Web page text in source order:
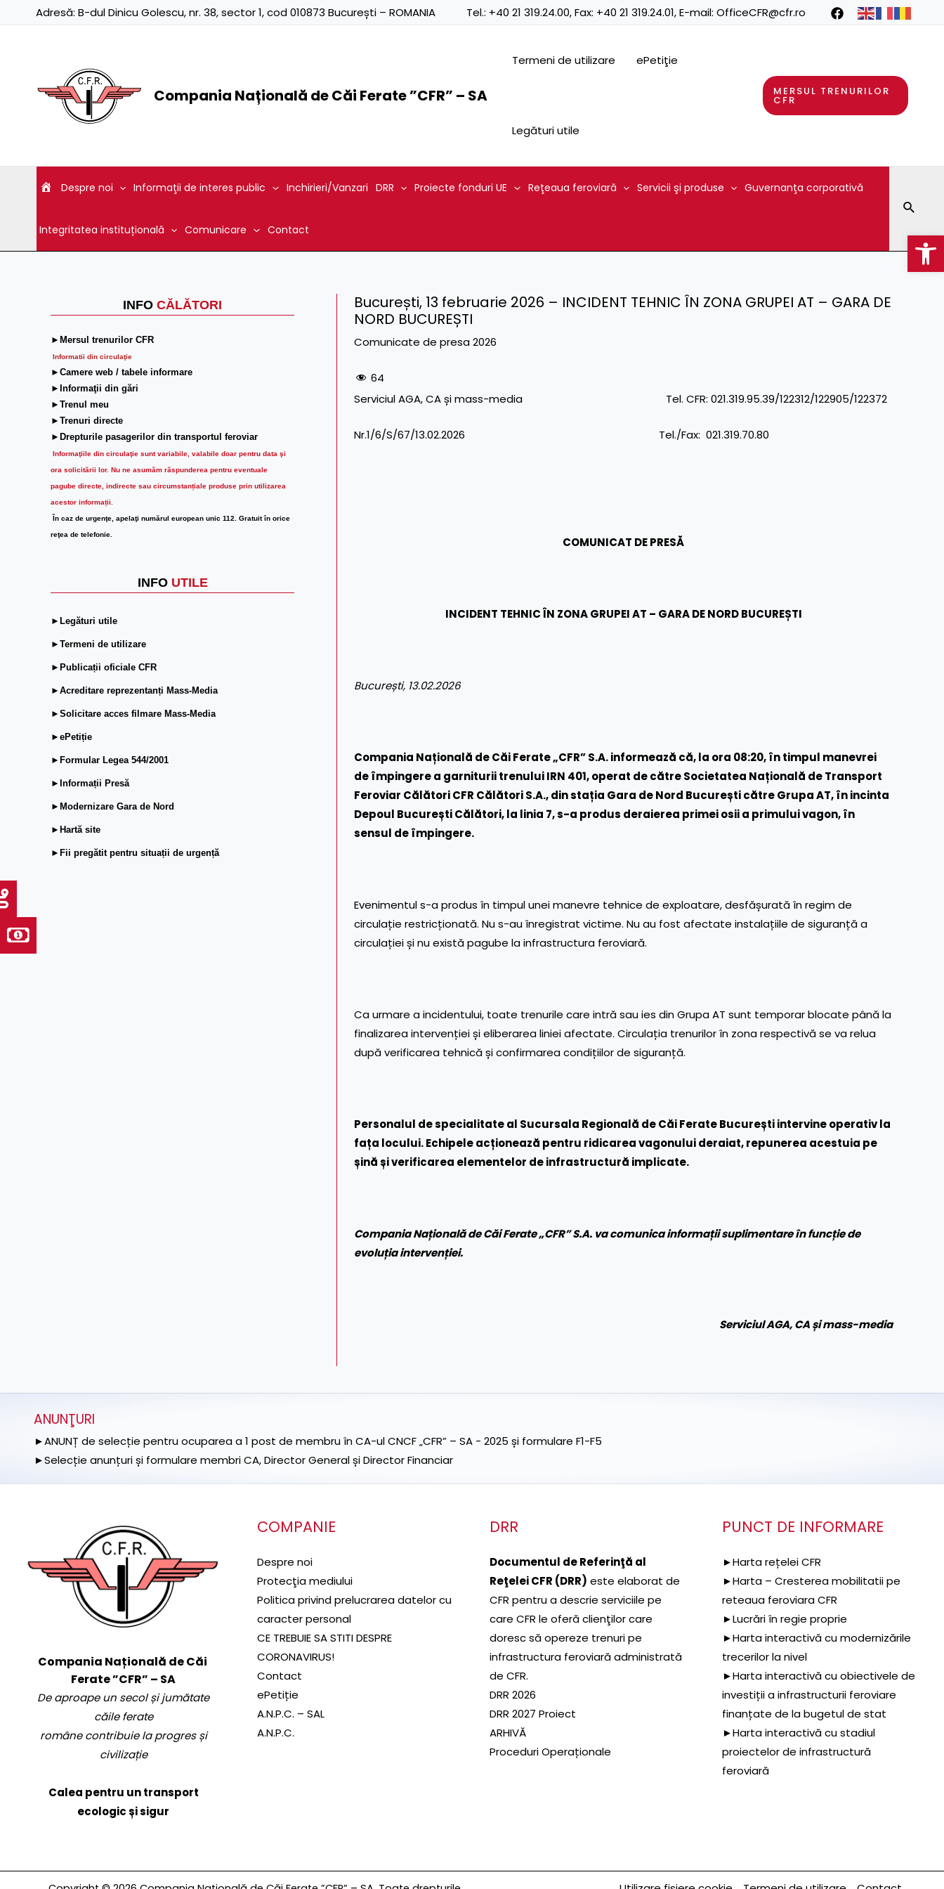
Adresă: B-dul Dinicu Golescu, nr. 38, sector 1, cod 010873 București – ROMANIA Tel.: +40 21 319.24.00, Fax: +40 21 319.24.01, E-mail: OfficeCFR@cfr.ro
Compania Națională de Căi Ferate ”CFR” – SA
Termeni de utilizare ePetiţie
Legături utile
MERSUL TRENURILOR
CFR
Despre noi Informaţii de interes public Inchirieri/Vanzari DRR Proiecte fonduri UE Reţeaua feroviară Servicii şi produse Guvernanţa corporativă
Integritatea instituțională Comunicare Contact
INFO CĂLĂTORI
►Mersul trenurilor CFR
Informatii din circulaţie
►Camere web / tabele informare
►Informaţii din gări
►Trenul meu
►Trenuri directe
►Drepturile pasagerilor din transportul feroviar
Informaţiile din circulaţie sunt variabile, valabile doar pentru data şi
ora solicitării lor. Nu ne asumăm răspunderea pentru eventuale
pagube directe, indirecte sau circumstanțiale produse prin utilizarea
acestor informații.
În caz de urgenţe, apelaţi numărul european unic 112. Gratuit în orice
reţea de telefonie.
INFO UTILE
►Legături utile
►Termeni de utilizare
►Publicații oficiale CFR
►Acreditare reprezentanți Mass-Media
►Solicitare acces filmare Mass-Media
►ePetiție
►Formular Legea 544/2001
►Informații Presă
►Modernizare Gara de Nord
►Hartă site
►Fii pregătit pentru situații de urgență
București, 13 februarie 2026 – INCIDENT TEHNIC ÎN ZONA GRUPEI AT – GARA DE
NORD BUCUREȘTI
Comunicate de presa 2026
64
Serviciul AGA, CA și mass-media Tel. CFR: 021.319.95.39/122312/122905/122372
Nr.1/6/S/67/13.02.2026 Tel./Fax: 021.319.70.80
COMUNICAT DE PRESĂ
INCIDENT TEHNIC ÎN ZONA GRUPEI AT – GARA DE NORD BUCUREȘTI
București, 13.02.2026
Compania Națională de Căi Ferate „CFR” S.A. informează că, la ora 08:20, în timpul manevrei
de împingere a garniturii trenului IRN 401, operat de către Societatea Națională de Transport
Feroviar Călători CFR Călători S.A., din stația Gara de Nord București către Grupa AT, în incinta
Depoul București Călători, la linia 7, s-a produs deraierea primei osii a primului vagon, în
sensul de împingere.
Evenimentul s-a produs în timpul unei manevre tehnice de exploatare, desfășurată în regim de
circulație restricționată. Nu s-au înregistrat victime. Nu au fost afectate instalațiile de siguranță a
circulației și nu există pagube la infrastructura feroviară.
Ca urmare a incidentului, toate trenurile care intră sau ies din Grupa AT sunt temporar blocate până la
finalizarea intervenției și eliberarea liniei afectate. Circulația trenurilor în zona respectivă se va relua
după verificarea tehnică și confirmarea condițiilor de siguranță.
Personalul de specialitate al Sucursala Regională de Căi Ferate București intervine operativ la
fața locului. Echipele acționează pentru ridicarea vagonului deraiat, repunerea acestuia pe
șină și verificarea elementelor de infrastructură implicate.
Compania Națională de Căi Ferate „CFR” S.A. va comunica informații suplimentare în funcție de
evoluția intervenției.
Serviciul AGA, CA și mass-media
ANUNŢURI
►ANUNȚ de selecție pentru ocuparea a 1 post de membru în CA-ul CNCF „CFR” – SA - 2025 și formulare F1-F5
►Selecție anunțuri și formulare membri CA, Director General și Director Financiar
Compania Națională de Căi
Ferate ”CFR” – SA
De aproape un secol și jumătate
căile ferate
române contribuie la progres și
civilizație
Calea pentru un transport
ecologic și sigur
COMPANIE
Despre noi
Protecţia mediului
Politica privind prelucrarea datelor cu
caracter personal
CE TREBUIE SA STITI DESPRE
CORONAVIRUS!
Contact
ePetiție
A.N.P.C. – SAL
A.N.P.C.
DRR
Documentul de Referinţă al
Reţelei CFR (DRR) este elaborat de
CFR pentru a descrie serviciile pe
care CFR le oferă clienţilor care
doresc să opereze trenuri pe
infrastructura feroviară administrată
de CFR.
DRR 2026
DRR 2027 Proiect
ARHIVĂ
Proceduri Operaționale
PUNCT DE INFORMARE
►Harta rețelei CFR
►Harta – Cresterea mobilitatii pe
reteaua feroviara CFR
►Lucrări în regie proprie
►Harta interactivă cu modernizările
trecerilor la nivel
►Harta interactivă cu obiectivele de
investiții a infrastructurii feroviare
finanțate de la bugetul de stat
►Harta interactivă cu stadiul
proiectelor de infrastructură
feroviară